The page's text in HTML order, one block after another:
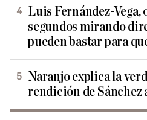
Luis Fernández-Vega,
segundos mirando
pueden bastar para
Naranjo explica la
rendición de Sánchez